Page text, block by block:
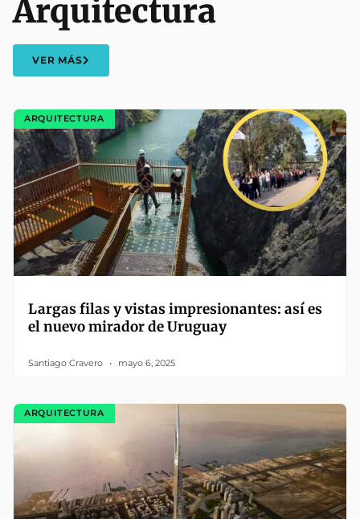
Arquitectura
VER MÁS
ARQUITECTURA
Largas filas y vistas impresionantes: así es
el nuevo mirador de Uruguay
Santiago Cravero mayo 6, 2025
ARQUITECTURA